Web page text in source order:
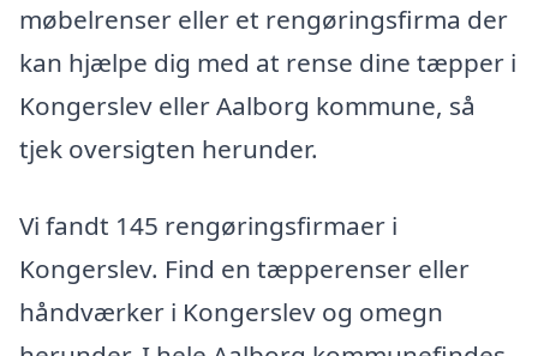
møbelrenser eller et rengøringsfirma der
kan hjælpe dig med at rense dine tæpper i
Kongerslev eller Aalborg kommune, så
tjek oversigten herunder.
Vi fandt 145 rengøringsfirmaer i
Kongerslev. Find en tæpperenser eller
håndværker i Kongerslev og omegn